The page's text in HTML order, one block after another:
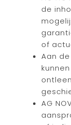
de
of
Aan
AG